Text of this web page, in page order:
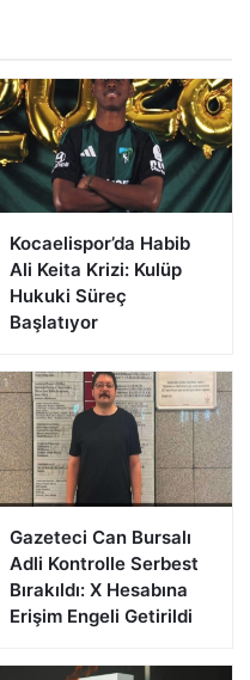
Kocaelispor’da Habib
Ali Keita Krizi: Kulüp
Hukuki Süreç
Başlatıyor
Gazeteci Can Bursalı
Adli Kontrolle Serbest
Bırakıldı: X Hesabına
Erişim Engeli Getirildi